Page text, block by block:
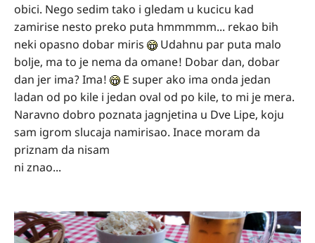
obici. Nego sedim tako i gledam u kucicu kad
zamirise nesto preko puta hmmmmm... rekao bih
neki opasno dobar miris
Udahnu par puta malo
bolje, ma to je nema da omane! Dobar dan, dobar
dan jer ima? Ima!
E super ako ima onda jedan
ladan od po kile i jedan oval od po kile, to mi je mera.
Naravno dobro poznata jagnjetina u Dve Lipe, koju
sam igrom slucaja namirisao. Inace moram da
priznam da nisam
ni znao...